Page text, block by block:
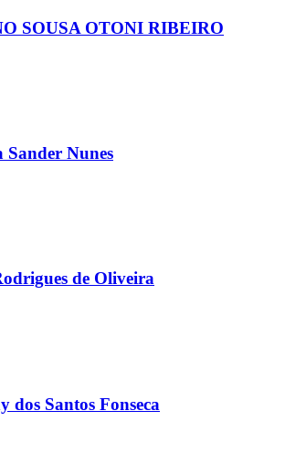
SOUSA OTONI RIBEIRO
Nunes
de Oliveira
dos Santos Fonseca